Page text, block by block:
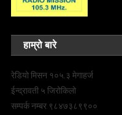
हाम्रो बारे
रेडियो मिसन १०५.३ मेगाहर्ज
ईन्द्रावती ५ जिरोकिलो
सम्पर्क नम्बर ९८४७३८९९००